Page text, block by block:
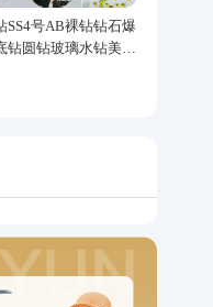
SS4号AB裸钻钻石爆
钻圆钻玻璃水钻美甲